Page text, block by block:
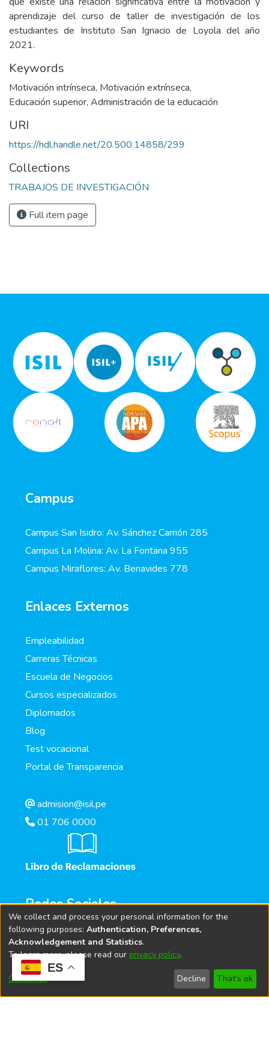
ES
aprendizaje del curso de taller de investigación de los
estudiantes de Instituto San Ignacio de Loyola del año
2021.
Keywords
Motivación intrínseca, Motivación extrínseca,
Educación superior, Administración de la educación
URI
https://hdl.handle.net/20.500.14858/299
Collections
TRABAJOS DE INVESTIGACIÓN
Full item page
Campus
Campus San Isidro: Av. Sánchez Carrión 285
Campus La Molina: Av. La Fontana 955
Campus Miraflores: Av. Benavides 778
Enlaces Externos
Empleabilidad
Carreras Técnicas
Escuela de Negocios
Cursos especializados
Diplomados
Blog
Test vocacional
Portal de Transparencia
admision@isil.pe
01 706 0000
Redes Sociales
We collect and process your personal information for the
following purposes: Authentication, Preferences,
Acknowledgement and Statistics.
To learn more, please read our privacy policy.
Customize Decline That's ok